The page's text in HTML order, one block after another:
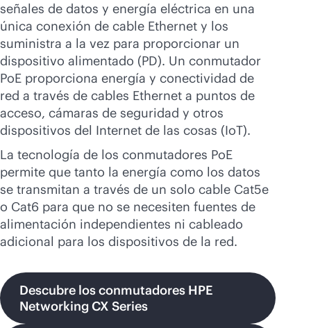
señales de datos y energía eléctrica en una
única conexión de cable Ethernet y los
suministra a la vez para proporcionar un
dispositivo alimentado (PD). Un conmutador
PoE proporciona energía y conectividad de
red a través de cables Ethernet a puntos de
acceso, cámaras de seguridad y otros
dispositivos del Internet de las cosas (IoT).
La tecnología de los conmutadores PoE
permite que tanto la energía como los datos
se transmitan a través de un solo cable Cat5e
o Cat6 para que no se necesiten fuentes de
alimentación independientes ni cableado
adicional para los dispositivos de la red.
Descubre los conmutadores HPE
Networking CX Series